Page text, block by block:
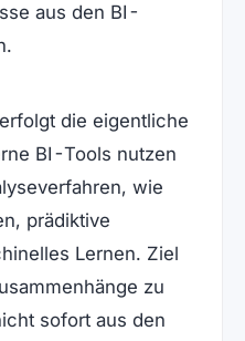
aus den BI-
die eigentliche
BI-Tools nutzen
wie
prädiktive
Lernen. Ziel
zu
sofort aus den